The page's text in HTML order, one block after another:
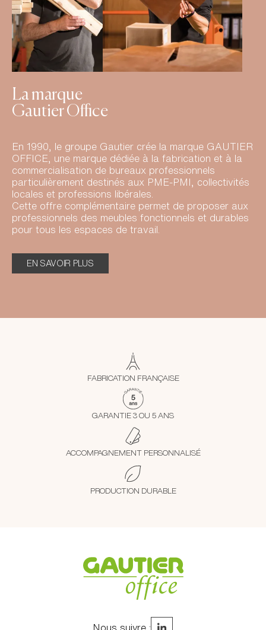
La marque
Gautier Office
En 1990, le groupe Gautier crée la marque GAUTIER
OFFICE, une marque dédiée à la fabrication et à la
commercialisation de bureaux professionnels
particulièrement destinés aux PME-PMI, collectivités
locales et professions libérales.
Cette offre complémentaire permet de proposer aux
professionnels des meubles fonctionnels et durables
pour tous les espaces de travail.
EN SAVOIR PLUS
FABRICATION FRANÇAISE
GARANTIE 3 OU 5 ANS
ACCOMPAGNEMENT PERSONNALISÉ
PRODUCTION DURABLE
Nous suivre :